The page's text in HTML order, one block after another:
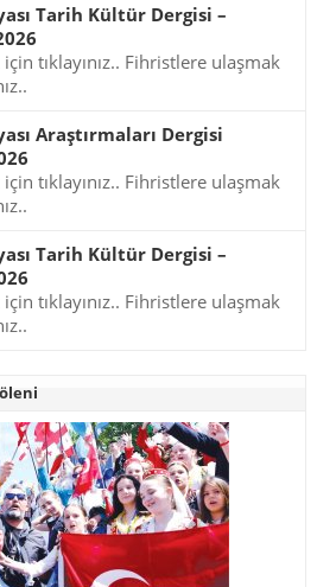
Tarih Kültür Dergisi –
tıklayınız.. Fihristlere ulaşmak
Araştırmaları Dergisi
tıklayınız.. Fihristlere ulaşmak
Tarih Kültür Dergisi –
tıklayınız.. Fihristlere ulaşmak